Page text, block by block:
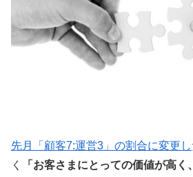
先月「顧客7:運営3」の割合に変更し
く
「お客さまにとっての価値が高